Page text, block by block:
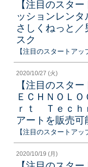
【注目のスタ
ッションレン
さしくねっと
スク
【注目のスタートアッ
2020/10/27 (火)
【注目のスタ
ＥＣＨＮＯＬ
ｒｔ Ｔｅｃｈ
アートを販売可
【注目のスタートアッ
2020/10/19 (月)